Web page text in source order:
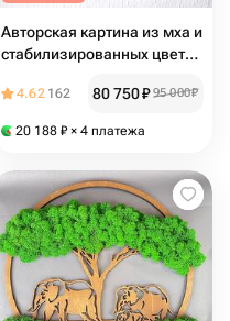
Авторская картина из мха и
стабилизированных цветов
4.62 162 80 750₽ 95 000₽
20 188 ₽ × 4 платежа